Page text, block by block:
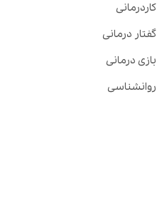
کاردرمانی
گفتار درمانی
بازی درمانی
روانشناسی